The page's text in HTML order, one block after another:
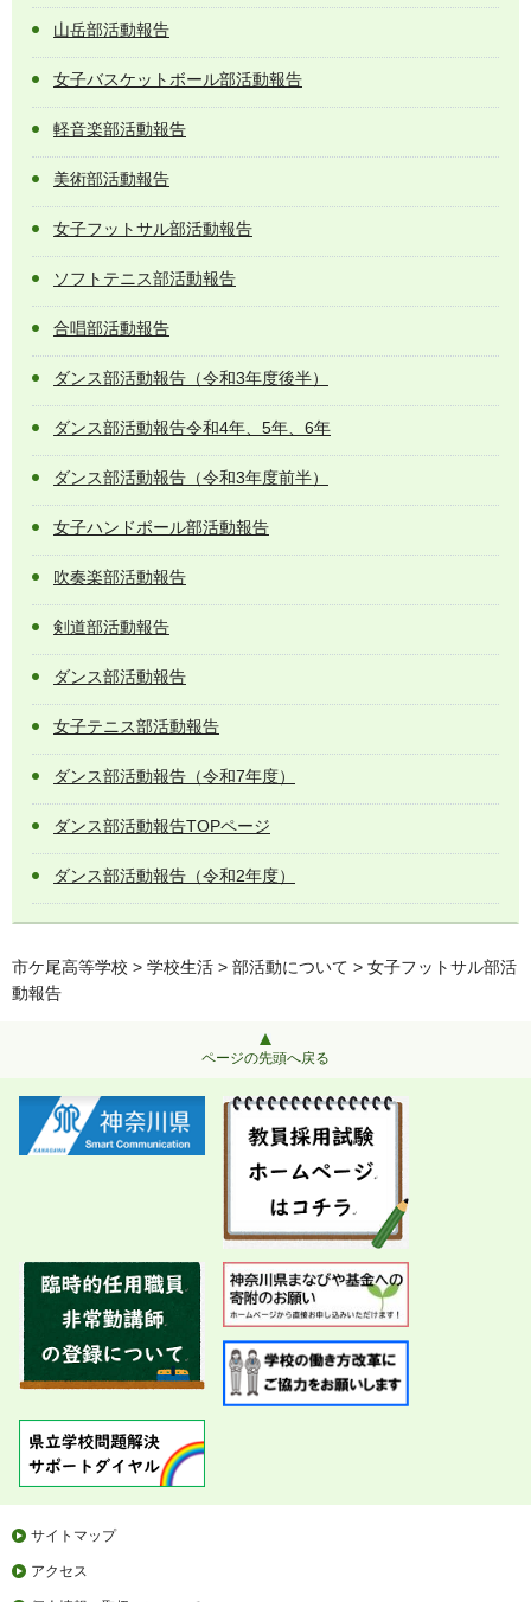
山岳部活動報告
女子バスケットボール部活動報告
軽音楽部活動報告
美術部活動報告
女子フットサル部活動報告
ソフトテニス部活動報告
合唱部活動報告
ダンス部活動報告（令和3年度後半）
ダンス部活動報告令和4年、5年、6年
ダンス部活動報告（令和3年度前半）
女子ハンドボール部活動報告
吹奏楽部活動報告
剣道部活動報告
ダンス部活動報告
女子テニス部活動報告
ダンス部活動報告（令和7年度）
ダンス部活動報告TOPページ
ダンス部活動報告（令和2年度）
市ケ尾高等学校 > 学校生活 > 部活動について > 女子フットサル部活
動報告
ページの先頭へ戻る
サイトマップ
アクセス